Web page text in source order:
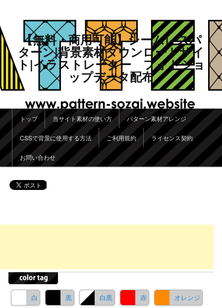
【無料・商用可能】シームレスパ
ターン|背景素材ダウンロードサイ
ト|イラストレーター フォトショ
ップデータ配布
メインメニュー
メインコンテンツへ移動
サブコンテンツへ移動
トップ 当サイト素材の使い方 パターン素材アレンジ
CSSで背景に使用する方法 ご利用規約 ライセンス契約
お問い合わせ
白 黒 白黒 赤 オレンジ